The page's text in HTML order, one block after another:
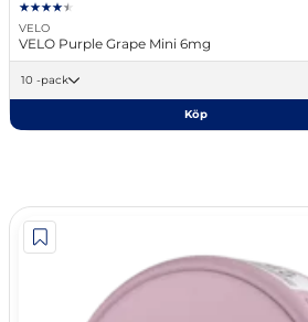
VELO
VELO Purple Grape Mini 6mg
10 -pack
Köp